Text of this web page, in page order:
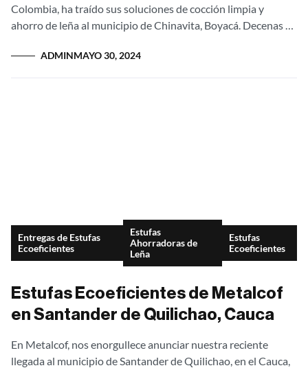
Colombia, ha traído sus soluciones de cocción limpia y
ahorro de leña al municipio de Chinavita, Boyacá. Decenas de
ADMINMAYO 30, 2024
Entregas de Estufas
Ecoeficientes
Estufas
Ahorradoras de
Leña
Estufas
Ecoeficientes
Estufas Ecoeficientes de Metalcof
en Santander de Quilichao, Cauca
En Metalcof, nos enorgullece anunciar nuestra reciente
llegada al municipio de Santander de Quilichao, en el Cauca,